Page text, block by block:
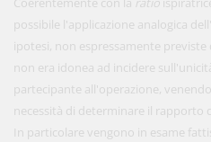
possibile l'applicazione analogica
ipotesi, non espressamente previste
non era idonea ad incidere
partecipante all'operazione,
necessità di determinare il rapporto
In particolare vengono in esame